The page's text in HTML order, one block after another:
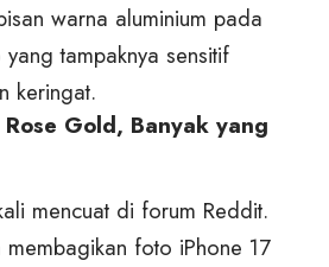
warna aluminium pada
tampaknya sensitif
keringat.
Gold, Banyak yang
mencuat di forum Reddit.
foto iPhone 17